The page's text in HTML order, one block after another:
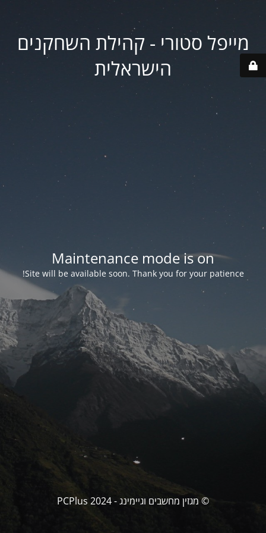
מייפל סטורי - קהילת השחקנים
הישראלית
Maintenance mode is on
Site will be available soon. Thank you for your patience!
© מגזין מחשבים וגיימינג - PCPlus 2024